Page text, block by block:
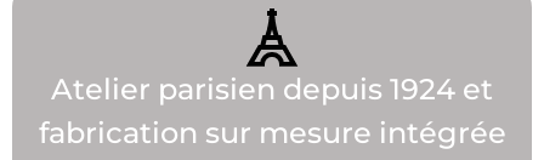
Atelier parisien depuis 1924 et
fabrication sur mesure intégrée